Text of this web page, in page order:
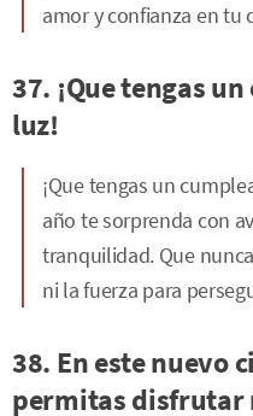
amor y confianza en tu
37. ¡Que tengas
luz!
¡Que tengas un
año te sorprenda con
tranquilidad. Que
ni la fuerza para
38. En este nuevo
permitas disfrutar